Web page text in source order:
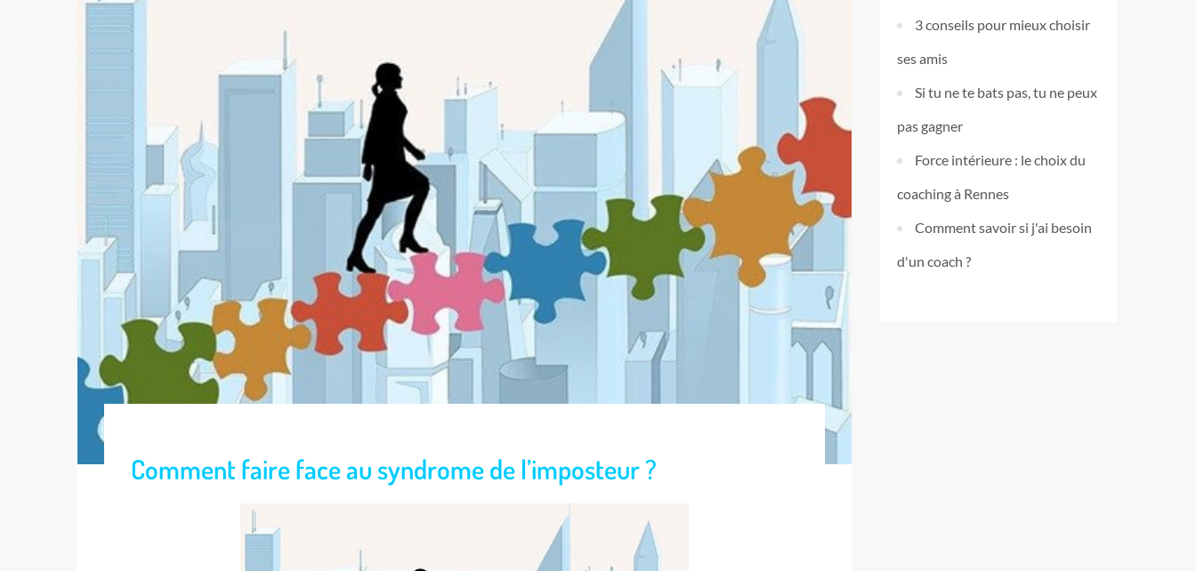
Comment faire face au syndrome de l’imposteur ?
3 conseils pour mieux choisir
ses amis
Si tu ne te bats pas, tu ne peux
pas gagner
Force intérieure : le choix du
coaching à Rennes
Comment savoir si j'ai besoin
d'un coach ?